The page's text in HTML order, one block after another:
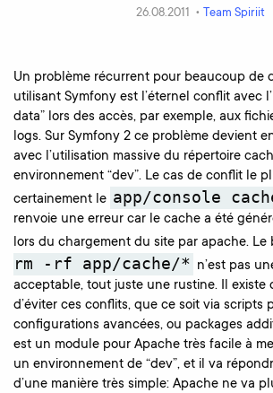
26.08.2011 • Team Spiriit
Un problème récurrent pour beaucoup de
utilisant Symfony est l’éternel conflit avec
data” lors des accès, par exemple, aux
logs. Sur Symfony 2 ce problème devient
avec l’utilisation massive du répertoire
environnement “dev”. Le cas de conflit le
certainement le app/console
renvoie une erreur car le cache a été
lors du chargement du site par apache. Le
rm -rf app/cache/* n’est pas
acceptable, tout juste une rustine. Il existe
d’éviter ces conflits, que ce soit via scripts
configurations avancées, ou packages
est un module pour Apache très facile à
un environnement de “dev”, et il va
d’une manière très simple: Apache ne va